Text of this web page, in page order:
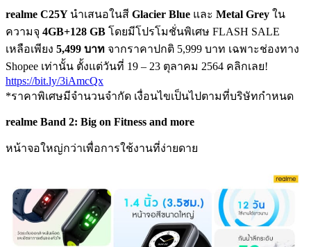
realme C25Y นำเสนอในสี Glacier Blue และ Metal Grey ใน
ความจุ 4GB+128 GB โดยมีโปรโมชั่นพิเศษ FLASH SALE
เหลือเพียง 5,499 บาท จากราคาปกติ 5,999 บาท เฉพาะช่องทาง
Shopee เท่านั้น ตั้งแต่วันที่ 19 – 23 ตุลาคม 2564 คลิกเลย!
https://bit.ly/3iAmcQx
*ราคาพิเศษมีจำนวนจำกัด เงื่อนไขเป็นไปตามที่บริษัทกำหนด
realme Band 2: Big on Fitness and more
หน้าจอใหญ่กว่าเพื่อการใช้งานที่ง่ายดาย